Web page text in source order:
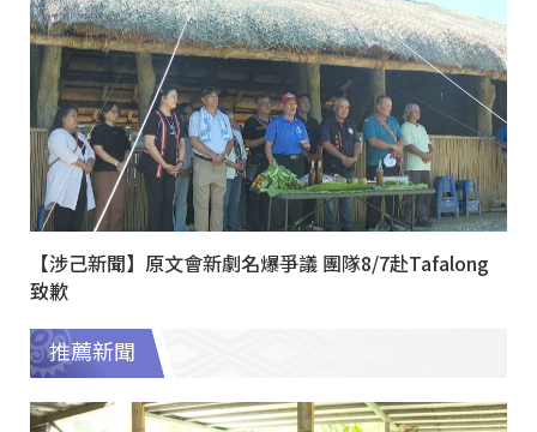
【涉己新聞】原文會新劇名爆爭議 團隊8/7赴Tafalong
致歉
推薦新聞